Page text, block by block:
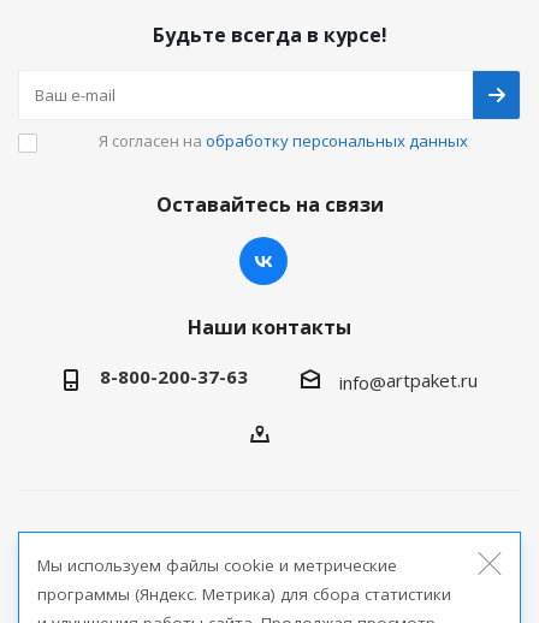
Будьте всегда в курсе!
Я согласен на обработку персональных данных
Оставайтесь на связи
Наши контакты
8-800-200-37-63 info@artpaket.ru
продукции
Мы используем файлы cookie и метрические
программы (Яндекс. Метрика) для сбора статистики